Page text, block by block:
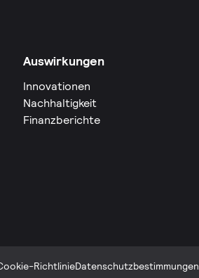
Auswirkungen
Innovationen
Nachhaltigkeit
Finanzberichte
RichtlinieDatenschutzbestimmungen